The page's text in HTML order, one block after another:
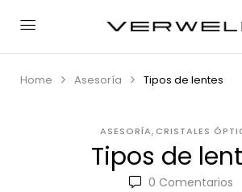
Home Asesoría Tipos de lentes
ASESORÍA,CRISTALES
Tipos de
0 Comentarios